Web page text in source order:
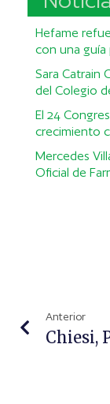
Hefame
con una guía
Sara Catrain
del Colegio
El 24
crecimiento
Mercedes
Oficial de
Anterior